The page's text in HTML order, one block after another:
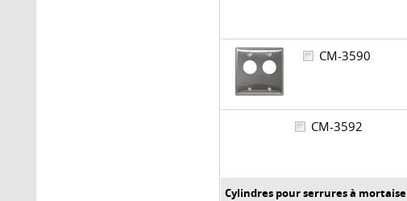
CM-3590
CM-3592
Cylindres pour serrures à mortaise